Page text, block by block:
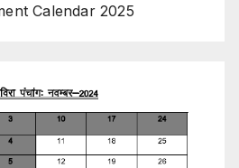
Calendar 2025